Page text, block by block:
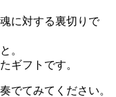
に対する裏切りで
。
ギフトです。
でてみてください。